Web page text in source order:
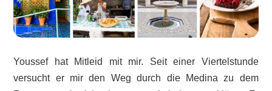
Youssef hat Mitleid mit mir. Seit einer Viertelstunde
versucht er mir den Weg durch die Medina zu dem